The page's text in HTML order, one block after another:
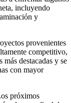
incluyendo
y
provenientes
competitivo,
destacadas y se
con mayor
próximos